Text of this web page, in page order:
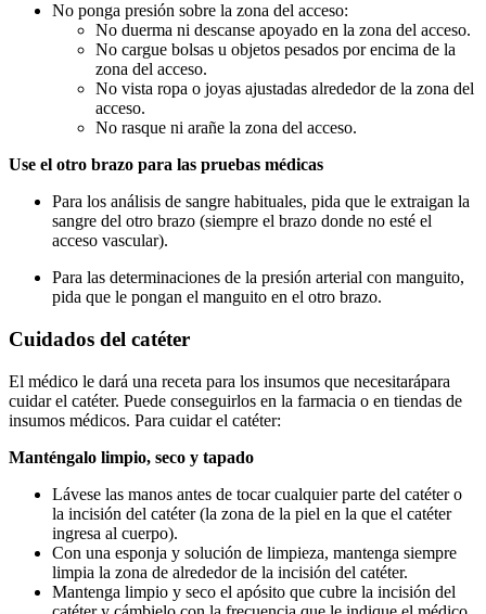
No ponga presión sobre la zona del acceso:
No duerma ni descanse apoyado en la zona del acceso.
No cargue bolsas u objetos pesados por encima de la
zona del acceso.
No vista ropa o joyas ajustadas alrededor de la zona del
acceso.
No rasque ni arañe la zona del acceso.
Use el otro brazo para las pruebas médicas
Para los análisis de sangre habituales, pida que le extraigan la
sangre del otro brazo (siempre el brazo donde no esté el
acceso vascular).
Para las determinaciones de la presión arterial con manguito,
pida que le pongan el manguito en el otro brazo.
Cuidados del catéter
El médico le dará una receta para los insumos que necesitarápara
cuidar el catéter. Puede conseguirlos en la farmacia o en tiendas de
insumos médicos. Para cuidar el catéter:
Manténgalo limpio, seco y tapado
Lávese las manos antes de tocar cualquier parte del catéter o
la incisión del catéter (la zona de la piel en la que el catéter
ingresa al cuerpo).
Con una esponja y solución de limpieza, mantenga siempre
limpia la zona de alrededor de la incisión del catéter.
Mantenga limpio y seco el apósito que cubre la incisión del